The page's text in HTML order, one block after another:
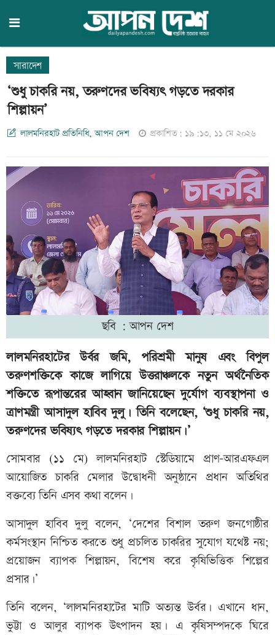
সারাদেশ
‘শুধু চাকরি নয়, তরুণদের ভবিষ্যৎ গড়তে দরকার
শিল্পায়ন’
লালমনিরহাট প্রতিনিধি, আপন দেশ প্রকাশিত: ১৯:১৩, ১১ মে ২০২৬
ছবি : আপন দেশ
লালমনিরহাটের উর্বর জমি, পরিশ্রমী মানুষ এবং বিপুল
তরুণশক্তিকে কাজে লাগিয়ে উত্তরাঞ্চলকে নতুন অর্থনৈতিক
শক্তিতে রূপান্তরের আহ্বান জানিয়েছেন দুর্যোগ ব্যবস্থাপনা ও
ত্রাণমন্ত্রী আসাদুল হাবিব দুলু। তিনি বলেছেন, ‘শুধু চাকরি নয়,
তরুণদের ভবিষ্যৎ গড়তে দরকার শিল্পায়ন।’
সোমবার (১১ মে) লালমনিরহাট স্টেডিয়ামে প্রাণ-আরএফএল
আয়োজিত চাকরি মেলার উদ্বোধনী অনুষ্ঠানে প্রধান অতিথির
বক্তব্যে তিনি এসব কথা বলেন।
আসাদুল হাবিব দুলু বলেন, ‘দেশের বিশাল তরুণ জনগোষ্ঠীর
কর্মসংস্থান নিশ্চিত করতে শুধু প্রচলিত চাকরির সুযোগ যথেষ্ট নয়;
প্রয়োজন ব্যাপক শিল্পায়ন, বিশেষ করে কৃষিভিত্তিক শিল্পের
প্রসার।’
তিনি বলেন, ‘লালমনিরহাটের মাটি অত্যন্ত উর্বর। এখানে ধান,
ভুট্টা ও আলুর ব্যাপক উৎপাদন হয়। এ কৃষিসম্পদকে ঘিরে